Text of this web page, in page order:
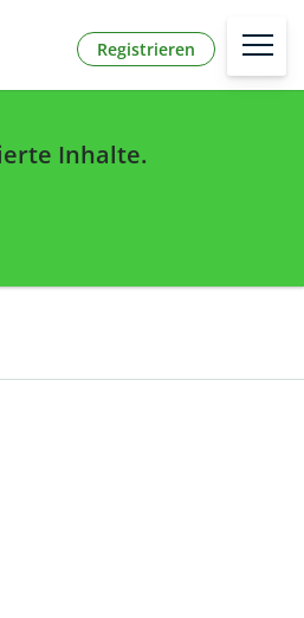
Registrieren
Inhalte.